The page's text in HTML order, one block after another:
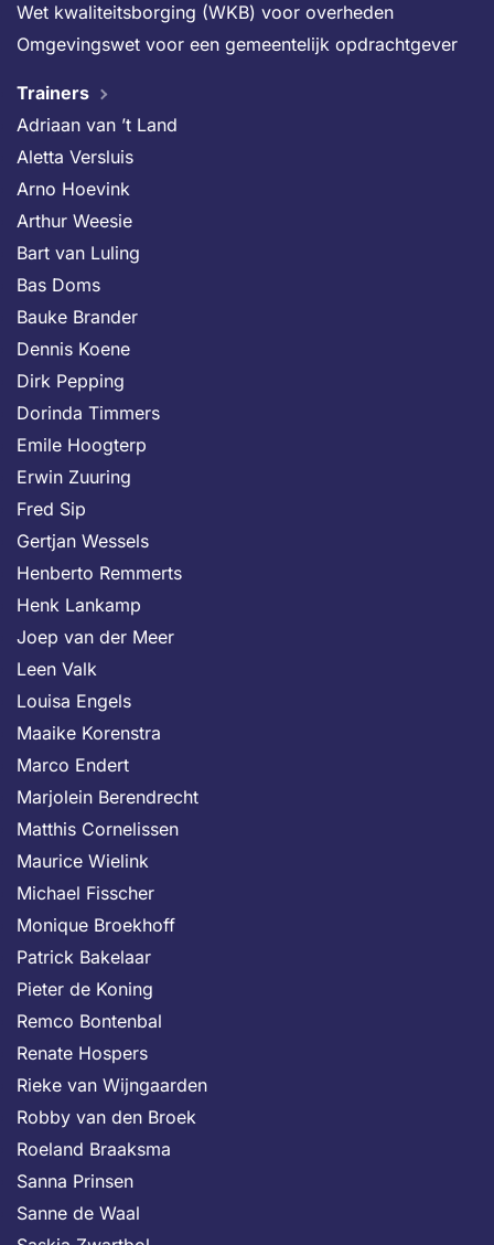
Wet kwaliteitsborging (WKB) voor overheden
Omgevingswet voor een gemeentelijk opdrachtgever
Trainers
Adriaan van ’t Land
Aletta Versluis
Arno Hoevink
Arthur Weesie
Bart van Luling
Bas Doms
Bauke Brander
Dennis Koene
Dirk Pepping
Dorinda Timmers
Emile Hoogterp
Erwin Zuuring
Fred Sip
Gertjan Wessels
Henberto Remmerts
Henk Lankamp
Joep van der Meer
Leen Valk
Louisa Engels
Maaike Korenstra
Marco Endert
Marjolein Berendrecht
Matthis Cornelissen
Maurice Wielink
Michael Fisscher
Monique Broekhoff
Patrick Bakelaar
Pieter de Koning
Remco Bontenbal
Renate Hospers
Rieke van Wijngaarden
Robby van den Broek
Roeland Braaksma
Sanna Prinsen
Sanne de Waal